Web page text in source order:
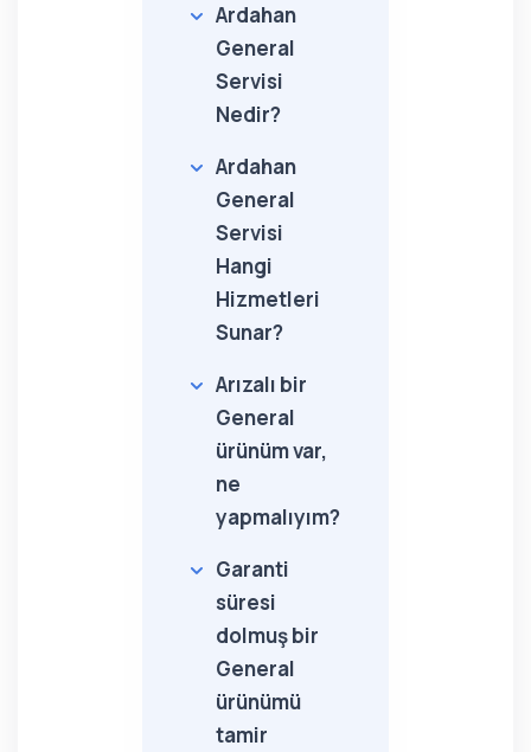
Ardahan
General
Servisi
Nedir?
Ardahan
General
Servisi
Hangi
Hizmetleri
Sunar?
Arızalı bir
General
ürünüm var,
ne
yapmalıyım?
Garanti
süresi
dolmuş bir
General
ürünümü
tamir